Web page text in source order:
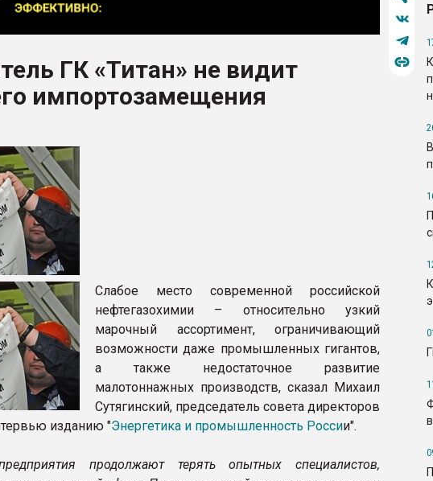
для
ГК «Титан» не видит
импортозамещения
Слабое место современной российской
нефтегазохимии – относительно узкий
марочный ассортимент, ограничивающий
возможности даже промышленных гигантов,
а также недостаточное развитие
малотоннажных производств, сказал Михаил
Сутягинский, председатель совета директоров
изданию "Энергетика и промышленность России".
продолжают терять опытных специалистов,